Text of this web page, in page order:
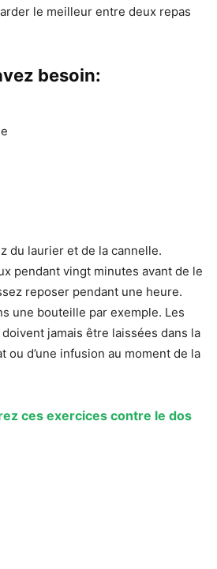
le meilleur entre deux repas
besoin:
du laurier et de la cannelle.
pendant vingt minutes avant de le
reposer pendant une heure.
une bouteille par exemple. Les
jamais être laissées dans la
ou d’une infusion au moment de la
ces exercices contre le dos